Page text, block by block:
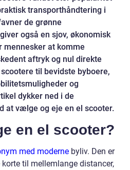
transporthåndtering i
de grønne
også en sjov, økonomisk
at komme
aftryk og nul direkte
til bevidste byboere,
og
dykker ned i de
at vælge og eje en el scooter.
en el scooter?
med moderne byliv. Den er
til mellemlange distancer,